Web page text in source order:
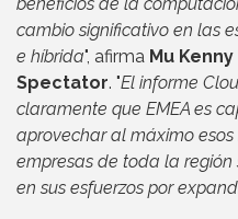
cambio significativo en las
e híbrida", afirma Mu
Spectator. "El informe
claramente que EMEA es
aprovechar al máximo esos
empresas de toda la
en sus esfuerzos por